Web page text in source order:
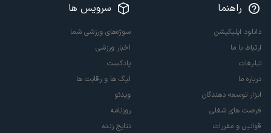
راهنما
دانلود اپلیکیشن
ارتباط با ما
تبلیغات
درباره ما
ابزار توسعه دهندگان
فرصت های شغلی
قوانین و مقررات
سرویس ها
سوژه‌های ورزشی شما
اخبار ورزشی
پادکست
لیگ ها و رقابت ها
ویدئو
روزنامه
نتایج زنده